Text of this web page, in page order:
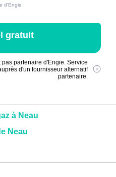
d'Engie
gratuit
partenaire d'Engie. Service
d'un fournisseur alternatif
partenaire.
à Neau
Neau